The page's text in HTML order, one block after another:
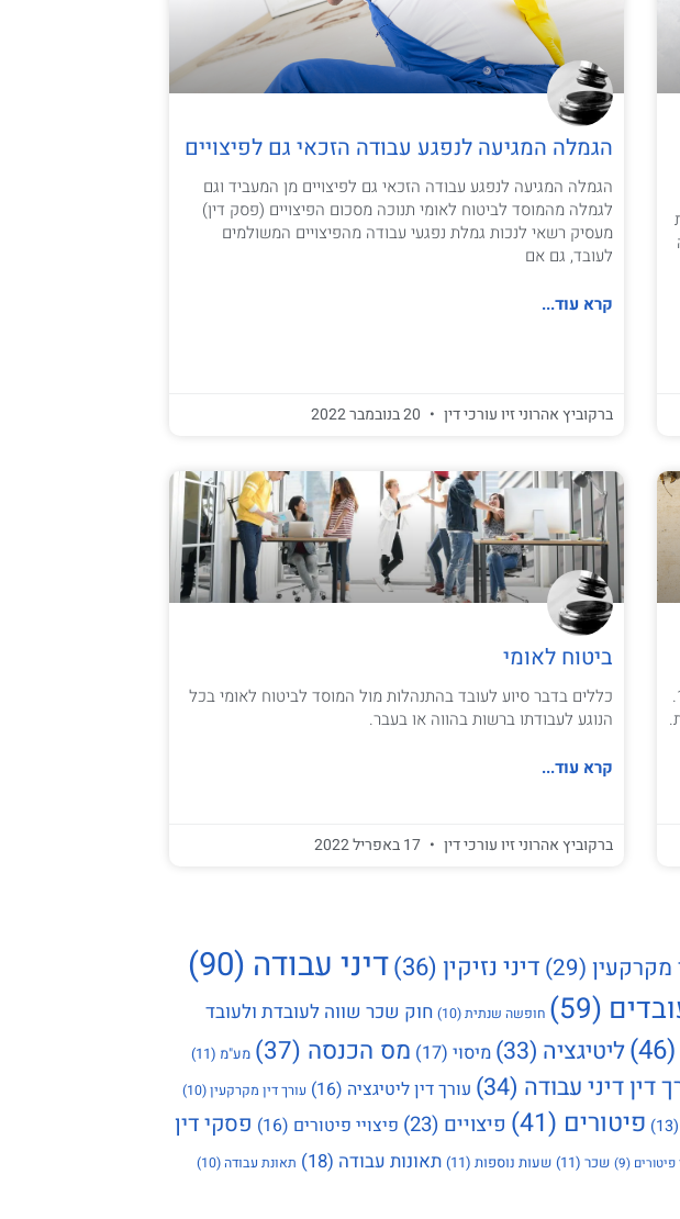
הגמלה המגיעה לנפגע עבודה הזכאי גם לפיצויים
הגמלה המגיעה לנפגע עבודה הזכאי גם לפיצויים מן המעביד וגם
לגמלה מהמוסד לביטוח לאומי תנוכה מסכום הפיצויים (פסק דין)
מעסיק רשאי לנכות גמלת נפגעי עבודה מהפיצויים המשולמים
לעובד, גם אם
קרא עוד...
ברקוביץ אהרוני זיו עורכי דין
חוק ביטוח נפגעי עבודה נחקק לשכירים ב-1954 ולעצמאים ב-1957.
ביטוח לאומי
כללים בדבר סיוע לעובד בהתנהלות מול המוסד לביטוח לאומי בכל
הנוגע לעבודתו ברשות בהווה או בעבר.
קרא עוד...
ברקוביץ אהרוני זיו עורכי דין
מקרקעין (29) דיני נזיקין (36) דיני עבודה (90)
(59) חופשה שנתית(10)
חוק שכר שווה לעובדת ולעובד
(46) ליטיגציה (33) מיסוי (17) מס הכנסה (37) מע"מ (11)
דין דיני עבודה (34) עורך דין ליטיגציה (16) עורך דין מקרקעין(10)
(13) פיטורים (41) פיצויים (23) פיצויי פיטורים (16)
פסקי דין
(9) שכר (11) שעות נוספות (11) תאונות עבודה (18) תאונת עבודה (10)